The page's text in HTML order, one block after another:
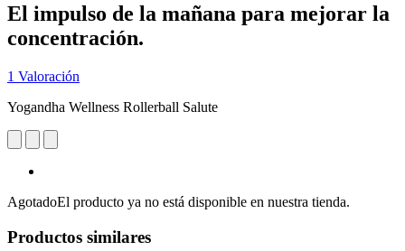
El impulso de la mañana para mejorar la
concentración.
1 Valoración
Yogandha Wellness Rollerball Salute
AgotadoEl producto ya no está disponible en nuestra tienda.
Productos similares